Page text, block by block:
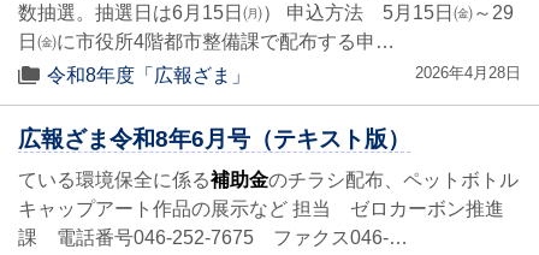
数抽選。抽選日は6月15日㈪） 申込方法 5月15日㈮～29
日㈮に市役所4階都市整備課で配布する申…
令和8年度「広報ざま」
2026年4月28日
広報ざま令和8年6月号（テキスト版）
ている環境保全に係る補助金のチラシ配布、ペットボトル
キャップアート作品の展示など 担当 ゼロカーボン推進
課 電話番号046-252-7675 ファクス046-…